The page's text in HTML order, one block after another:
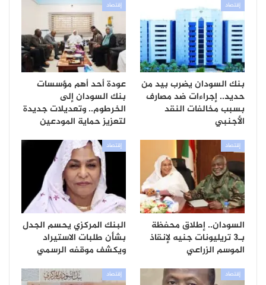
إقتصاد
بنك السودان يضرب بيد من
حديد.. إجراءات ضد مصارف
بسبب مخالفات النقد
الأجنبي
إقتصاد
عودة أحد أهم مؤسسات
بنك السودان إلى
الخرطوم.. وتعديلات جديدة
لتعزيز حماية المودعين
إقتصاد
السودان.. إطلاق محفظة
بـ3 تريليونات جنيه لإنقاذ
الموسم الزراعي
إقتصاد
البنك المركزي يحسم الجدل
بشأن طلبات الاستيراد
ويكشف موقفه الرسمي
إقتصاد إقتصاد